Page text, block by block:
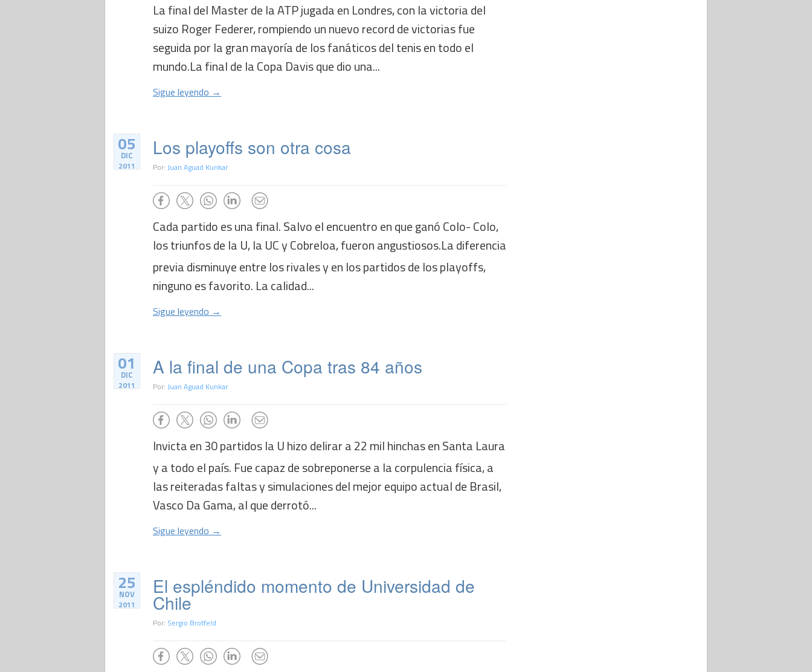
La final del Master de la ATP jugada en Londres, con la victoria del
suizo Roger Federer, rompiendo un nuevo record de victorias fue
seguida por la gran mayoría de los fanáticos del tenis en todo el
mundo.La final de la Copa Davis que dio una...
Sigue leyendo →
05
DIC
2011
Los playoffs son otra cosa
Por: Juan Aguad Kunkar
Cada partido es una final. Salvo el encuentro en que ganó Colo- Colo,
los triunfos de la U, la UC y Cobreloa, fueron angustiosos.La diferencia
previa disminuye entre los rivales y en los partidos de los playoffs,
ninguno es favorito. La calidad...
Sigue leyendo →
01
DIC
2011
A la final de una Copa tras 84 años
Por: Juan Aguad Kunkar
Invicta en 30 partidos la U hizo delirar a 22 mil hinchas en Santa Laura
y a todo el país. Fue capaz de sobreponerse a la corpulencia física, a
las reiteradas faltas y simulaciones del mejor equipo actual de Brasil,
Vasco Da Gama, al que derrotó...
Sigue leyendo →
25
NOV
2011
El espléndido momento de Universidad de
Chile
Por: Sergio Brotfeld